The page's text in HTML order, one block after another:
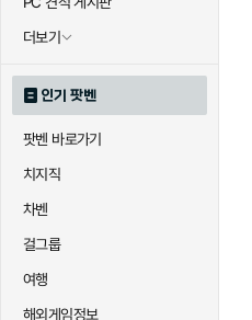
더보기
인기 팟벤
팟벤 바로가기
치지직
차벤
걸그룹
여행
해외게임정보